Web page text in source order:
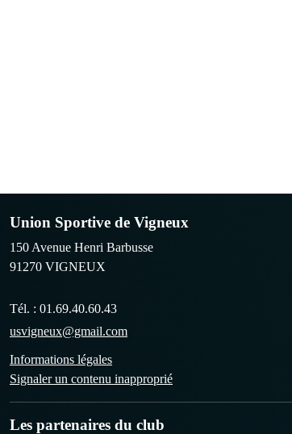
Union Sportive de Vigneux
150 Avenue Henri Barbusse
91270 VIGNEUX
Tél. : 01.69.40.60.43
usvigneux@gmail.com
Informations légales
Signaler un contenu inapproprié
Les partenaires du club